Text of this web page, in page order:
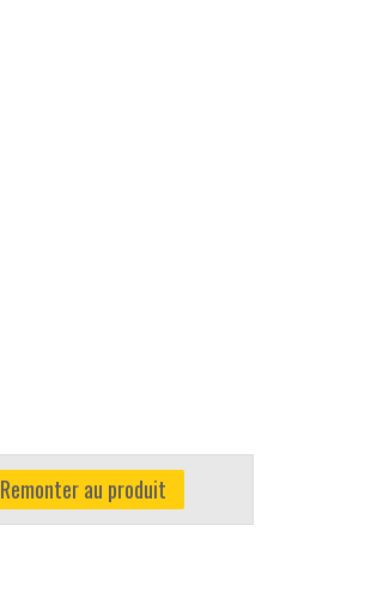
Remonter au produit